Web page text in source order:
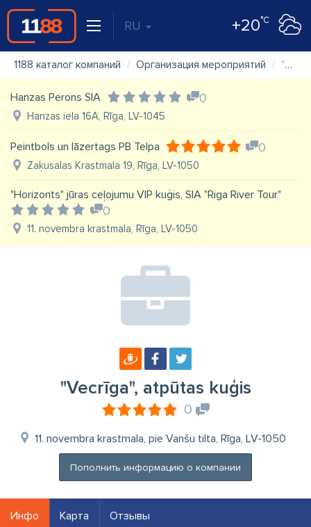
RU +20°C
1188 каталог компаний Организация мероприятий "Vecrīga", atpūtas kuģis
Hanzas Perons SIA 0
Hanzas iela 16A, Rīga, LV-1045
Peintbols un lāzertags PB Telpa 0
Zaķusalas Krastmala 19, Rīga, LV-1050
"Horizonts" jūras ceļojumu VIP kuģis, SIA "Riga River Tour"
0
11. novembra krastmala, Rīga, LV-1050
"Vecrīga", atpūtas kuģis
0
11. novembra krastmala, pie Vanšu tilta, Rīga, LV-1050
Пополнить информацию о компании
Инфо Карта Отзывы